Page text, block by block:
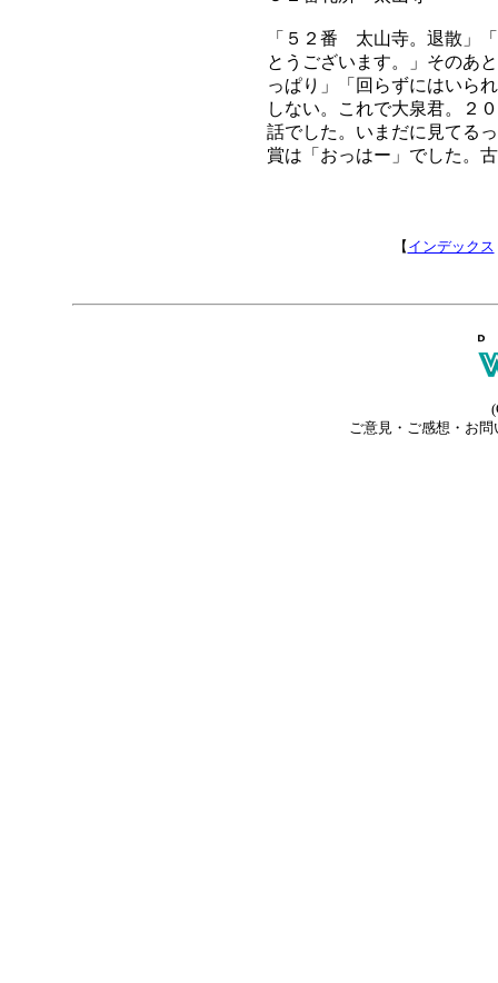
「５２番 太山寺。退散」
とうございます。」そのあ
っぱり」「回らずにはいら
しない。これで大泉君。２
話でした。いまだに見てる
賞は「おっはー」でした。
【 インデックス
ご意見・ご感想・お